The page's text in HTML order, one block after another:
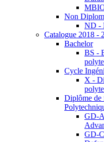
Non
ND -
Catalogue 2018 -
Bachelor
BS -
Cycle
X -
Diplôme de
GD-
GD-